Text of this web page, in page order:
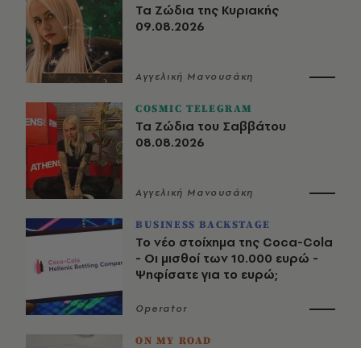
Τα Ζώδια της Κυριακής
09.08.2026
Αγγελική Μανουσάκη
COSMIC TELEGRAM
Τα Ζώδια του Σαββάτου
08.08.2026
Αγγελική Μανουσάκη
BUSINESS BACKSTAGE
Το νέο στοίχημα της Coca-Cola
- Οι μισθοί των 10.000 ευρώ -
Ψηφίσατε για το ευρώ;
Operator
ON MY ROAD